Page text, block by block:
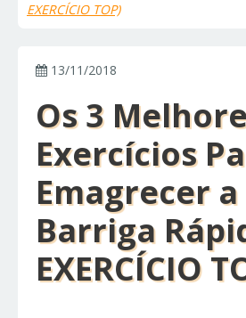
EXERCÍCIO TOP)
13/11/2018
Os 3
Exercícios
Emagrecer a
Barriga
EXERCÍCIO